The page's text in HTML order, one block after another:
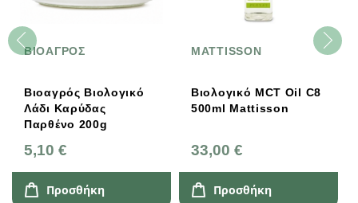
ΒΙΟΑΓΡΟΣ
Βιοαγρός Βιολογικό
Λάδι Καρύδας
Παρθένο 200g
5,10 €
Προσθήκη
MATTISSON
Βιολογικό MCT Oil C8
500ml Mattisson
33,00 €
Προσθήκη